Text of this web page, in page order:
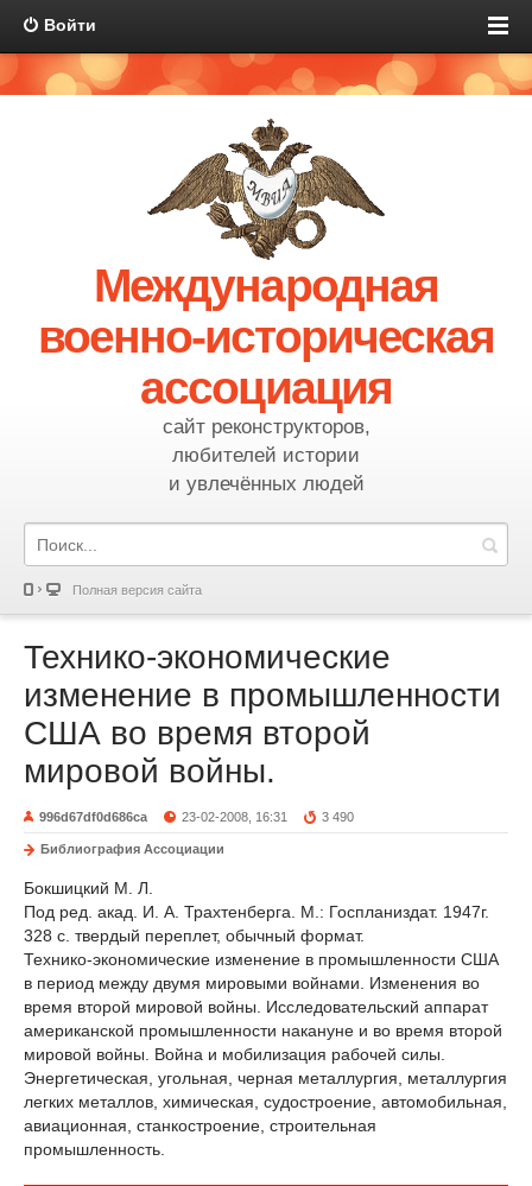
Войти
Международная
военно-историческая
ассоциация
сайт реконструкторов,
любителей истории
и увлечённых людей
Полная версия сайта
Технико-экономические
изменение в промышленности
США во время второй
мировой войны.
996d67df0d686ca 23-02-2008, 16:31 3 490
Библиография Ассоциации
Бокшицкий М. Л.
Под ред. акад. И. А. Трахтенберга. М.: Госпланиздат. 1947г.
328 с. твердый переплет, обычный формат.
Технико-экономические изменение в промышленности США
в период между двумя мировыми войнами. Изменения во
время второй мировой войны. Исследовательский аппарат
американской промышленности накануне и во время второй
мировой войны. Война и мобилизация рабочей силы.
Энергетическая, угольная, черная металлургия, металлургия
легких металлов, химическая, судостроение, автомобильная,
авиационная, станкостроение, строительная
промышленность.